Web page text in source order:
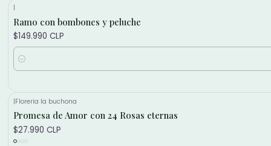
|
Ramo con bombones y peluche
$149.990 CLP
Cantidad
|Floreria la buchona
Promesa de Amor con 24 Rosas eternas
$27.990 CLP